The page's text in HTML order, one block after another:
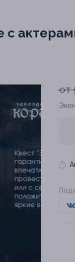
с
от